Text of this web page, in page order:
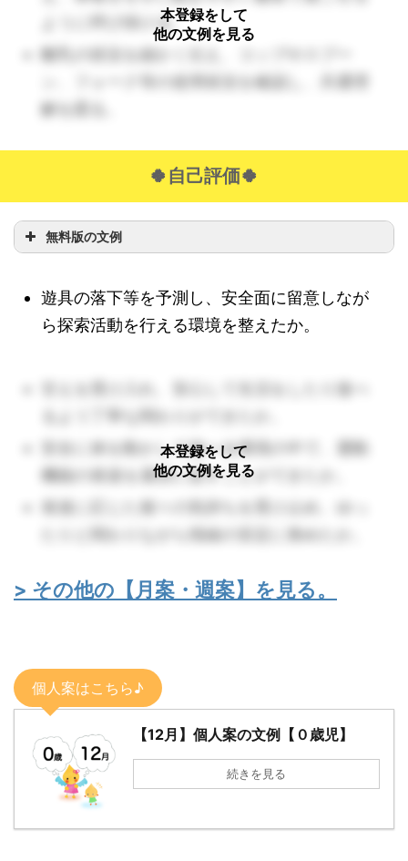
ように呼び掛ける。
離乳の状況を細かく伝え、コップやスプー
ン、フォーク等の使用状況を確認し、共通理
解を図る。
本登録をして
他の文例を見る
🍀自己評価🍀
無料版の文例
遊具の落下等を予測し、安全面に留意しなが
ら探索活動を行える環境を整えたか。
安全に体を動かして遊べる環境の中で、運動
機能の発達を適切に促すことができたか。
たりと関わりながら情緒の安定に努めたか。
本登録をして
他の文例を見る
> その他の【月案・週案】を見る。
個人案はこちら♪
【12月】個人案の文例【０歳児】
続きを見る